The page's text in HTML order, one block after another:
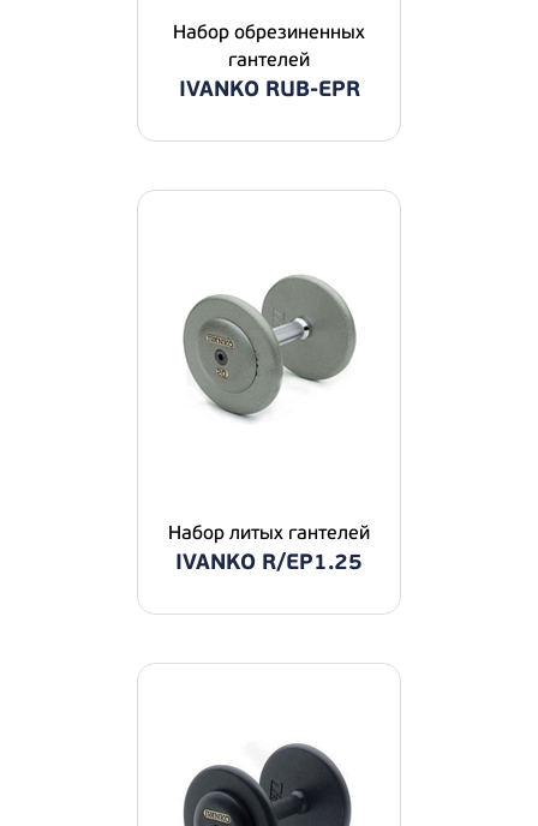
Набор обрезиненных
гантелей
IVANKO RUB-EPR
Набор литых гантелей
IVANKO R/EP1.25